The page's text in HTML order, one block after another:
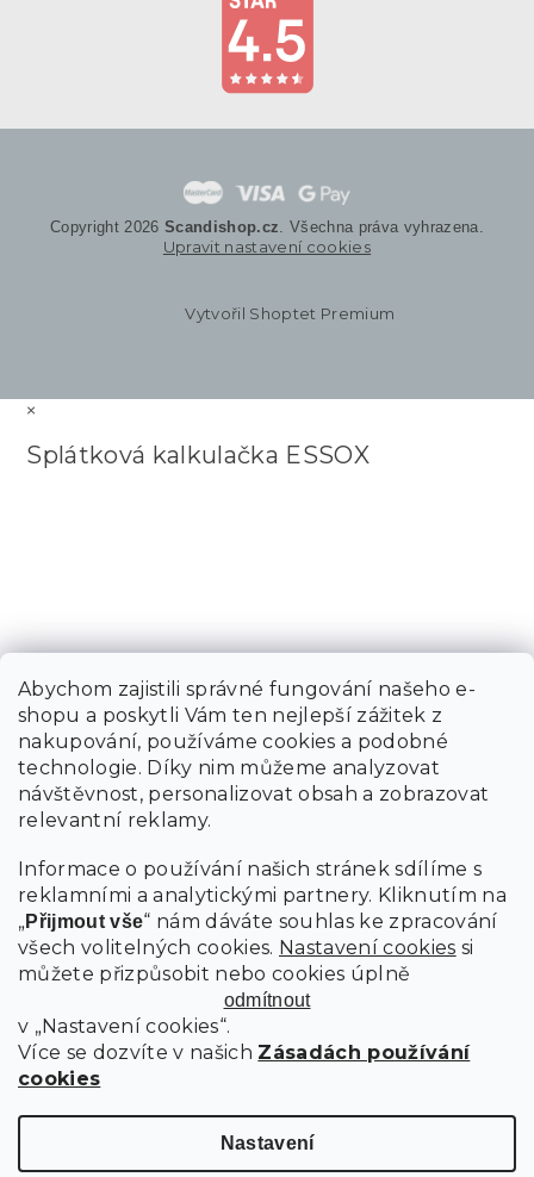
Abychom zajistili správné fungování našeho e-
shopu a poskytli Vám ten nejlepší zážitek z
nakupování, používáme cookies a podobné
technologie. Díky nim můžeme analyzovat
návštěvnost, personalizovat obsah a zobrazovat
relevantní reklamy.
Informace o používání našich stránek sdílíme s
reklamními a analytickými partnery. Kliknutím na
„Přijmout vše“ nám dáváte souhlas ke zpracování
všech volitelných cookies. Nastavení cookies si
můžete přizpůsobit nebo cookies úplně
odmítnout
v „Nastavení cookies“.
Více se dozvíte v našich Zásadách používání
cookies
Nastavení
Vytvořil Shoptet Premium
Copyright 2026 Scandishop.cz. Všechna práva vyhrazena.
Upravit nastavení cookies
×
Splátková kalkulačka ESSOX